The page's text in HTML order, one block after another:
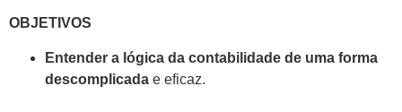
OBJETIVOS
Entender a lógica da contabilidade de uma forma
descomplicada e eficaz.